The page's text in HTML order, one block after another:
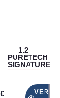
1.2
PURETECH
SIGNATURE
€
VER